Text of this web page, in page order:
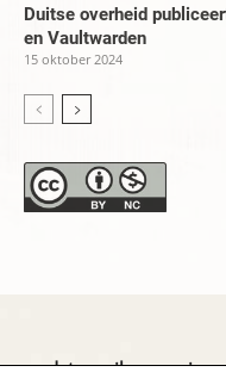
Duitse overheid
en Vaultwarden
15 oktober 2024